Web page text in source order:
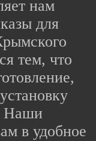
нам
для
тем, что
Наши
в удобное